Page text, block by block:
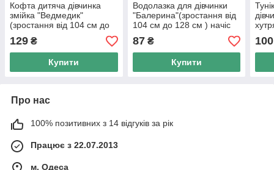
Кофта дитяча дівчинка
змійка "Ведмедик"
(зростання від 104 см до
129 ₴
Купити
Водолазка для дівчинки
"Балерина"(зростання від
104 см до 128 см ) начіс
87₴
Купити
100
Про нас
100% позитивних з 14 відгуків за рік
Працює з 22.07.2013
м. Одеса